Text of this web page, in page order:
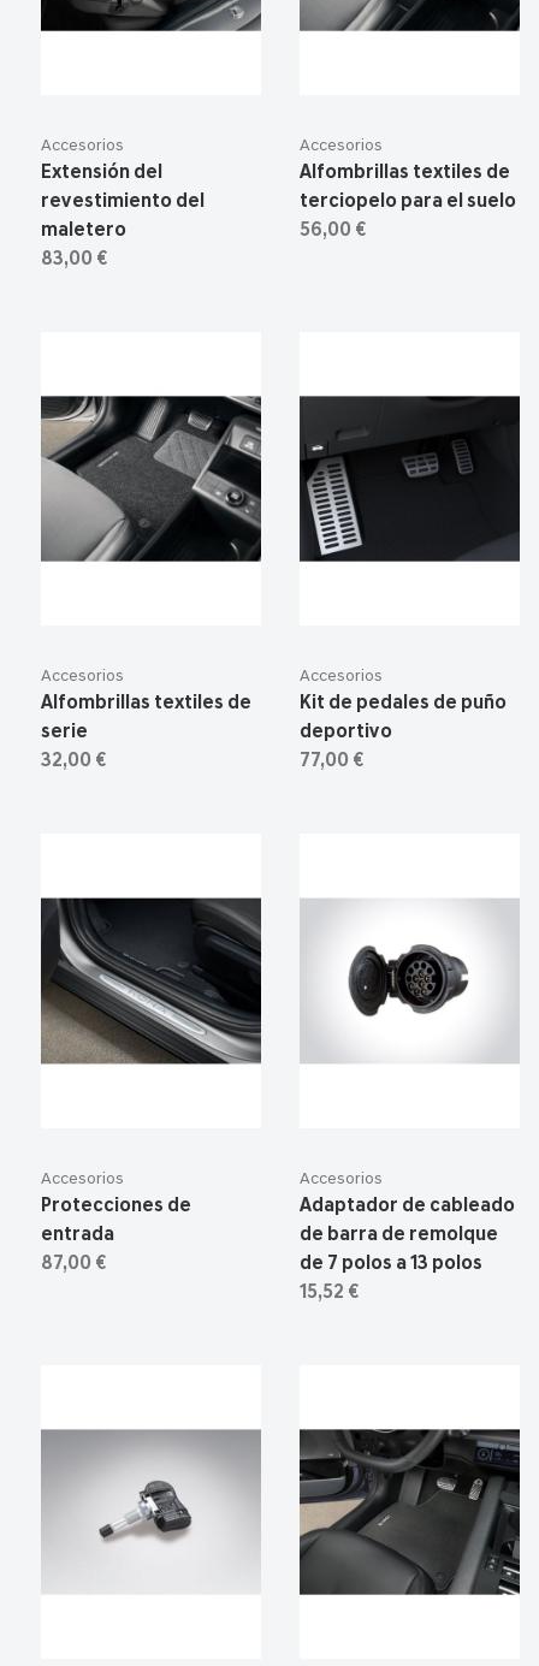
Accesorios
Extensión del
revestimiento del
maletero
83,00 €
Accesorios
Alfombrillas textiles de
terciopelo para el suelo
56,00 €
Accesorios
Alfombrillas textiles de
serie
32,00 €
Accesorios
Kit de pedales de puño
deportivo
77,00 €
Accesorios
Protecciones de
entrada
87,00 €
Accesorios
Adaptador de cableado
de barra de remolque
de 7 polos a 13 polos
15,52 €